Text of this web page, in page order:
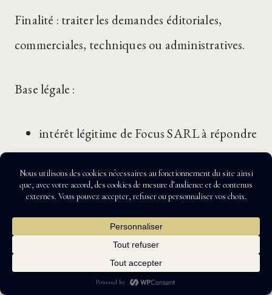
Finalité : traiter les demandes éditoriales,
commerciales, techniques ou administratives.
Base légale :
intérêt légitime de Focus SARL à répondre
mesures précontractuelles lorsqu’une
proposition commerciale ou un